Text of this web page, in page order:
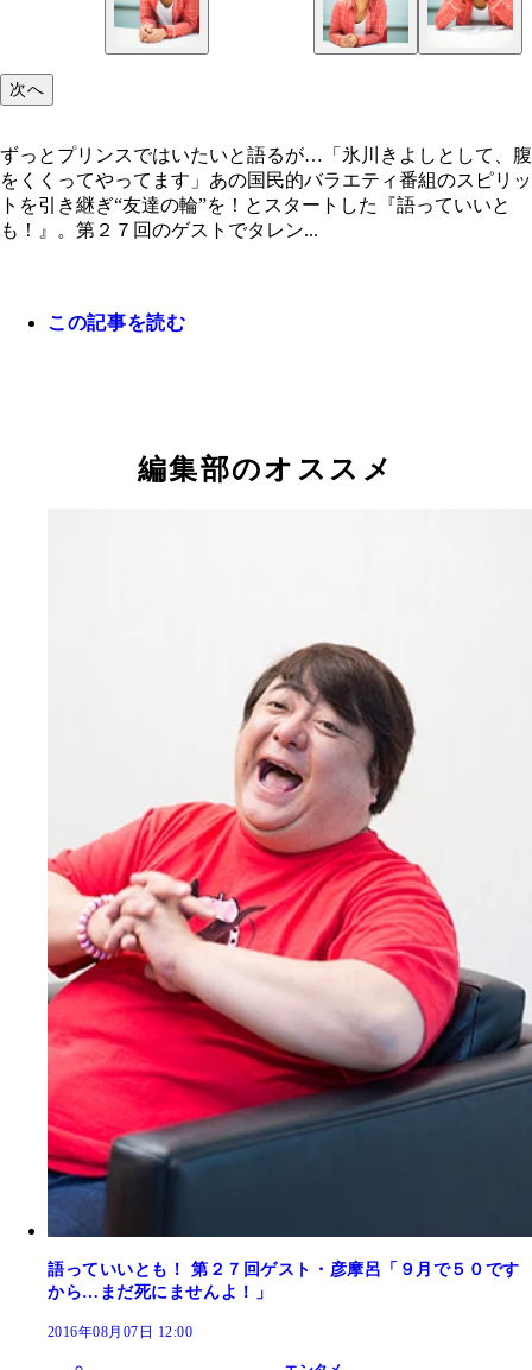
撮影時は自ら「肩を組むのがいいんじゃないです
と、ここでも弟キャラを発揮してくれた氷川さん
撮影時は自ら「肩を組むのがいいんじゃないです
と、ここでも弟キャラを発揮してくれた氷川さん
次へ
ずっとプリンスではいたいと語るが…「氷川きよしとして、腹
をくくってやってます」あの国民的バラエティ番組のスピリッ
トを引き継ぎ“友達の輪”を！とスタートした『語っていいと
も！』。第２７回のゲストでタレン...
この記事を読む
編集部のオススメ
語っていいとも！ 第２７回ゲスト・彦摩呂「９月で５０です
から…まだ死にませんよ！」
2016年08月07日 12:00